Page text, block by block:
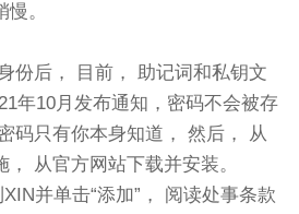
。
份后， 目前， 助记词和私钥文
年10月发布通知，密码不会被存
码只有你本身知道， 然后， 从
从官方网站下载并安装。
并单击“添加”， 阅读处事条款